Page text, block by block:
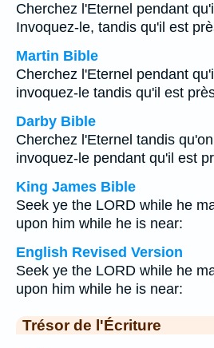
Cherchez l'Eternel pendant
Invoquez-le, tandis qu'il est
Martin Bible
Cherchez l'Eternel pendant
invoquez-le tandis qu'il est
Darby Bible
Cherchez l'Eternel tandis
invoquez-le pendant qu'il est
King James Bible
Seek ye the LORD while he
upon him while he is near:
English Revised Version
Seek ye the LORD while he
upon him while he is near:
Trésor de l'Écriture